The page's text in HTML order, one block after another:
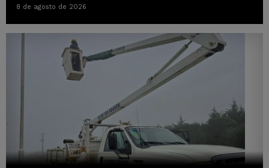
8 de agosto de 2026